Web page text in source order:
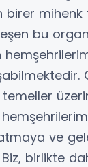
birer mihenk
bu
ve
birlikte